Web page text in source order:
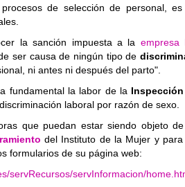
procesos de selección de personal,
la sanción impuesta a la empresa
ser causa de ningún tipo de
ni antes ni después del parto".
fundamental la labor de la
laboral por razón de sexo.
que puedan estar siendo objeto
del Instituto de la Mujer y
formularios de su página web:
servRecursos/servInformacion/